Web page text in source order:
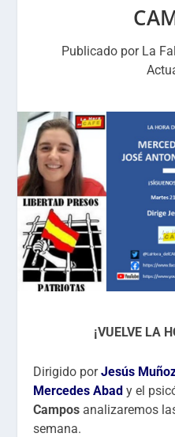
Publicado por La
¡VUELVE LA
Dirigido porJesús
Mercedes Abad y el
Campos analizaremos
semana.